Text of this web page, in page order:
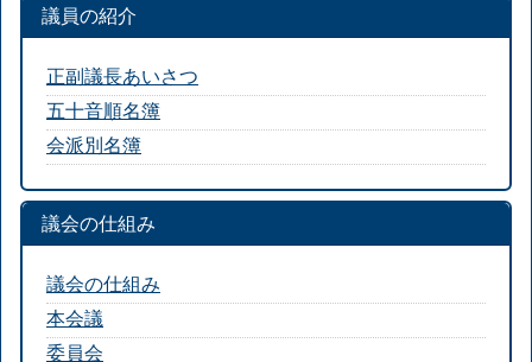
議員の紹介
正副議長あいさつ
五十音順名簿
会派別名簿
議会の仕組み
議会の仕組み
本会議
委員会